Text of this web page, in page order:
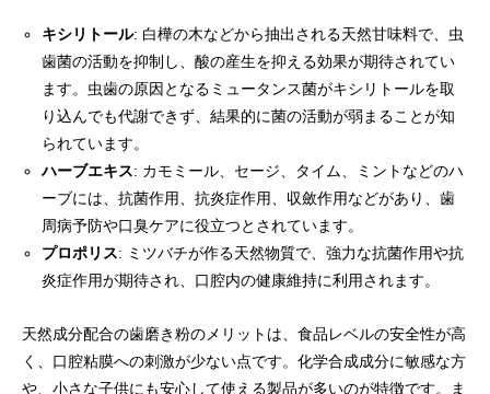
キシリトール: 白樺の木などから抽出される天然甘味料で、虫
歯菌の活動を抑制し、酸の産生を抑える効果が期待されてい
ます。虫歯の原因となるミュータンス菌がキシリトールを取
り込んでも代謝できず、結果的に菌の活動が弱まることが知
られています。
ハーブエキス: カモミール、セージ、タイム、ミントなどのハ
ーブには、抗菌作用、抗炎症作用、収斂作用などがあり、歯
周病予防や口臭ケアに役立つとされています。
プロポリス: ミツバチが作る天然物質で、強力な抗菌作用や抗
炎症作用が期待され、口腔内の健康維持に利用されます。
天然成分配合の歯磨き粉のメリットは、食品レベルの安全性が高
く、口腔粘膜への刺激が少ない点です。化学合成成分に敏感な方
や、小さな子供にも安心して使える製品が多いのが特徴です。ま